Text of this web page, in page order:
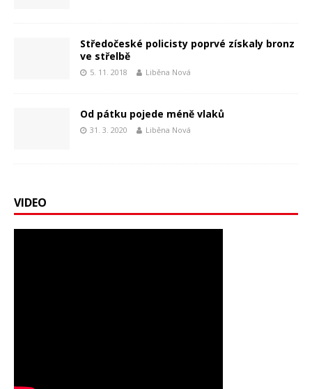
Středočeské policisty poprvé získaly bronz
ve střelbě
5. 11. 2018 Liběna Nová
Od pátku pojede méně vlaků
31. 3. 2020 Liběna Nová
VIDEO